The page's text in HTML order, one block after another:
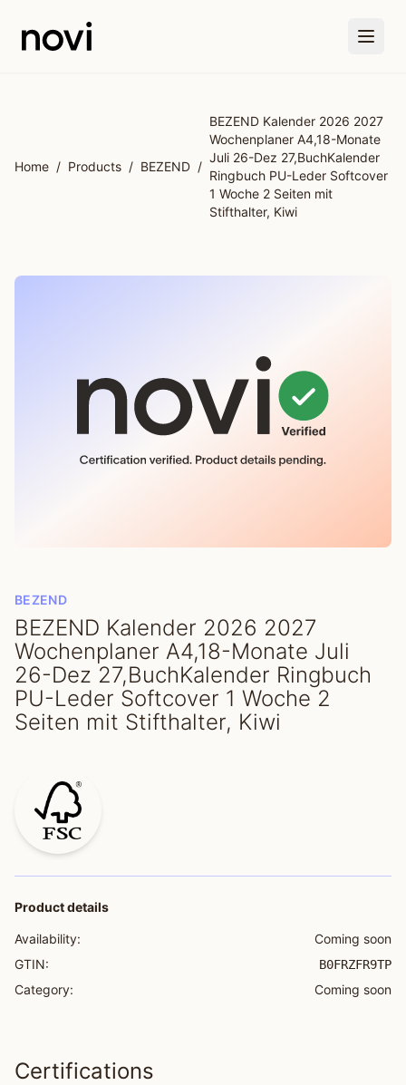
Home / Products / BEZEND /
BEZEND Kalender 2026 2027
Wochenplaner A4,18-Monate
Juli 26-Dez 27,BuchKalender
Ringbuch PU-Leder Softcover
1 Woche 2 Seiten mit
Stifthalter, Kiwi
BEZEND
BEZEND Kalender 2026 2027
Wochenplaner A4,18-Monate Juli
26-Dez 27,BuchKalender Ringbuch
PU-Leder Softcover 1 Woche 2
Seiten mit Stifthalter, Kiwi
Product details
Availability:
Coming soon
GTIN:
B0FRZFR9TP
Category: Coming soon
Certifications